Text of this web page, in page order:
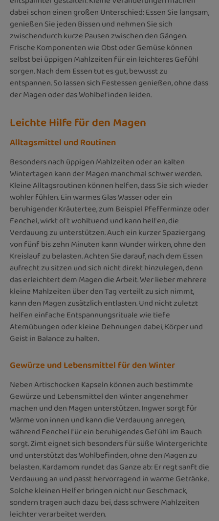
dabei schon einen großen Unterschied: Essen Sie langsam,
genießen Sie jeden Bissen und nehmen Sie sich
zwischendurch kurze Pausen zwischen den Gängen.
Frische Komponenten wie Obst oder Gemüse können
selbst bei üppigen Mahlzeiten für ein leichteres Gefühl
sorgen. Nach dem Essen tut es gut, bewusst zu
entspannen. So lassen sich Festessen genießen, ohne dass
der Magen oder das Wohlbefinden leiden.
Leichte Hilfe für den Magen
Alltagsmittel und Routinen
Besonders nach üppigen Mahlzeiten oder an kalten
Wintertagen kann der Magen manchmal schwer werden.
Kleine Alltagsroutinen können helfen, dass Sie sich wieder
wohler fühlen. Ein warmes Glas Wasser oder ein
beruhigender Kräutertee, zum Beispiel Pfefferminze oder
Fenchel, wirkt oft wohltuend und kann helfen, die
Verdauung zu unterstützen. Auch ein kurzer Spaziergang
von fünf bis zehn Minuten kann Wunder wirken, ohne den
Kreislauf zu belasten. Achten Sie darauf, nach dem Essen
aufrecht zu sitzen und sich nicht direkt hinzulegen, denn
das erleichtert dem Magen die Arbeit. Wer lieber mehrere
kleine Mahlzeiten über den Tag verteilt zu sich nimmt,
kann den Magen zusätzlich entlasten. Und nicht zuletzt
helfen einfache Entspannungsrituale wie tiefe
Atemübungen oder kleine Dehnungen dabei, Körper und
Geist in Balance zu halten.
Gewürze und Lebensmittel für den Winter
Neben Artischocken Kapseln können auch bestimmte
Gewürze und Lebensmittel den Winter angenehmer
machen und den Magen unterstützen. Ingwer sorgt für
Wärme von innen und kann die Verdauung anregen,
während Fenchel für ein beruhigendes Gefühl im Bauch
sorgt. Zimt eignet sich besonders für süße Wintergerichte
und unterstützt das Wohlbefinden, ohne den Magen zu
belasten. Kardamom rundet das Ganze ab: Er regt sanft die
Verdauung an und passt hervorragend in warme Getränke.
Solche kleinen Helfer bringen nicht nur Geschmack,
sondern tragen auch dazu bei, dass schwere Mahlzeiten
leichter verarbeitet werden.